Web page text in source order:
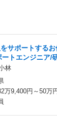
サポートする
トエンジニア/
林
万9,400円～50万